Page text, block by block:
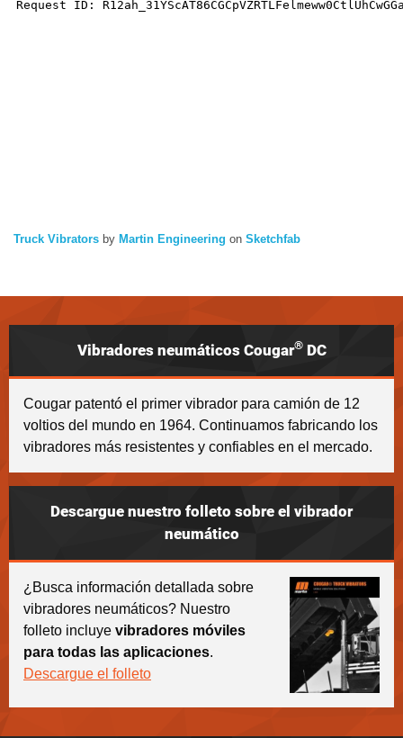
Truck Vibrators by Martin Engineering on Sketchfab
Vibradores neumáticos Cougar®DC
Cougar patentó el primer vibrador para camión de 12
voltios del mundo en 1964. Continuamos fabricando los
vibradores más resistentes y confiables en el mercado.
Descargue nuestro folleto sobre el vibrador
neumático
¿Busca información detallada sobre
vibradores neumáticos? Nuestro
folleto incluye vibradores móviles
para todas las aplicaciones.
Descargue el folleto